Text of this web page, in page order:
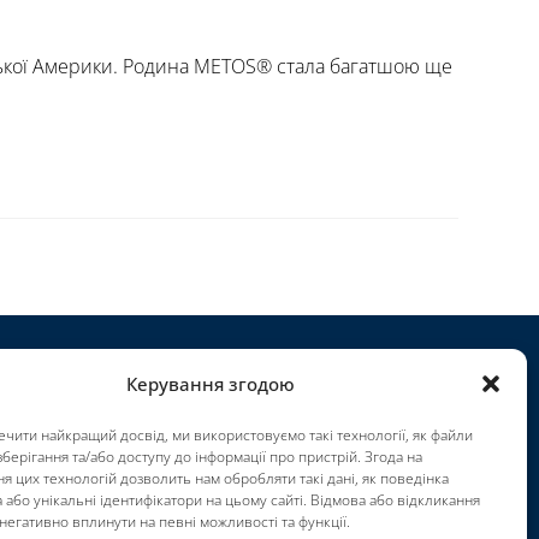
Керування згодою
найкращий досвід, ми використовуємо такі технології, як файли
та/або доступу до інформації про пристрій. Згода на
цих технологій дозволить нам обробляти такі дані, як поведінка
або унікальні ідентифікатори на цьому сайті. Відмова або відкликання
вплинути на певні можливості та функції.
Америки. Родина METOS® стала багатшою ще
використання